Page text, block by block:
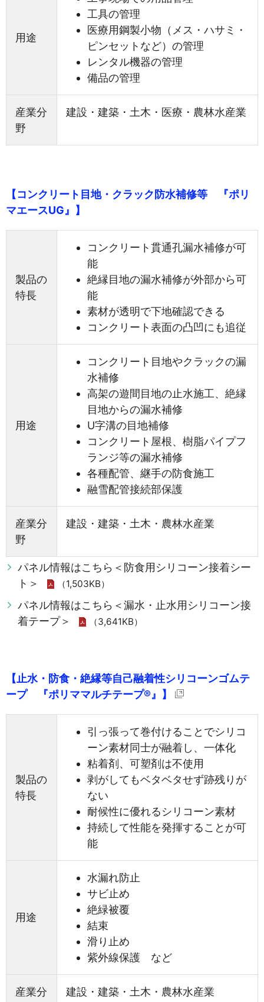
用途
工具の管理
医療用鋼製小物（メス・ハサミ・
ピンセットなど）の管理
レンタル機器の管理
備品の管理
産業分
野
建設・建築・土木・医療・農林水産業
【コンクリート目地・クラック防水補修等 『ポリ
マエースUG』】
製品の
特長
コンクリート貫通孔漏水補修が可
能
絶縁目地の漏水補修が外部から可
能
素材が透明で下地確認できる
コンクリート表面の凸凹にも追従
用途
コンクリート目地やクラックの漏
水補修
高架の遊間目地の止水施工、絶縁
目地からの漏水補修
U字溝の目地補修
コンクリート屋根、樹脂パイプフ
ランジ等の漏水補修
各種配管、継手の防食施工
融雪配管接続部保護
産業分
野
建設・建築・土木・農林水産業
パネル情報はこちら＜防食用シリコーン接着シー
ト＞
（1,503KB）
パネル情報はこちら＜漏水・止水用シリコーン接
着テープ＞
（3,641KB）
【止水・防食・絶縁等自己融着性シリコーンゴムテ
ープ 『ポリママルチテープ®』】
製品の
特長
引っ張って巻付けることでシリコ
ーン素材同士が融着し、一体化
粘着剤、可塑剤は不使用
剥がしてもベタベタせず跡残りが
ない
耐候性に優れるシリコーン素材
持続して性能を発揮することが可
能
用途
水漏れ防止
サビ止め
絶緑被覆
結束
滑り止め
紫外線保護 など
産業分
建設・建築・土木・農林水産業